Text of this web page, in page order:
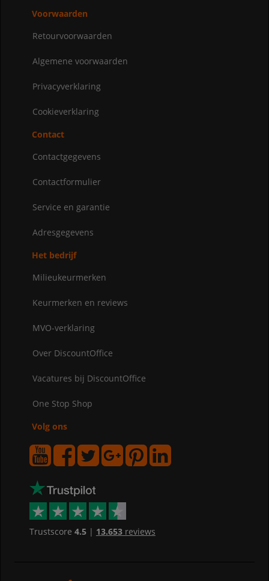
Voorwaarden
Retourvoorwaarden
Algemene voorwaarden
Privacyverklaring
Cookieverklaring
Contact
Contactgegevens
Contactformulier
Service en garantie
Adresgegevens
Het bedrijf
Milieukeurmerken
Keurmerken en reviews
MVO-verklaring
Over DiscountOffice
Vacatures bij DiscountOffice
One Stop Shop
Volg ons
Trustscore 4.5| 13.653reviews